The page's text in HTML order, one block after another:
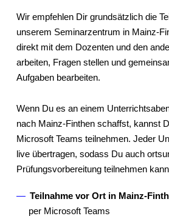
Wir empfehlen Dir grundsätzlich die
unserem Seminarzentrum in Mainz-
direkt mit dem Dozenten und den
arbeiten, Fragen stellen und
Aufgaben bearbeiten.
Wenn Du es an einem
nach Mainz-Finthen schaffst, kannst
Microsoft Teams teilnehmen. Jeder
live übertragen, sodass Du auch
Prüfungsvorbereitung teilnehmen
Teilnahme vor Ort in Mainz-
per Microsoft Teams